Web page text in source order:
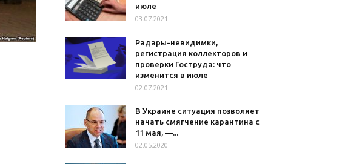
июле
03.07.2021
Радары-невидимки,
регистрация коллекторов и
проверки Гоструда: что
изменится в июле
02.07.2021
В Украине ситуация позволяет
начать смягчение карантина с
11 мая, —...
02.05.2020